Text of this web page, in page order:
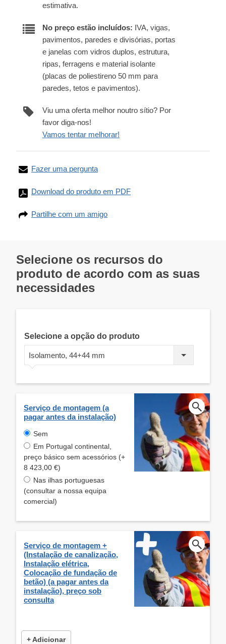
estimativa.
No preço estão incluídos: IVA, vigas,
pavimentos, paredes e divisórias, portas
e janelas com vidros duplos, estrutura,
ripas, ferragens e material isolante
(placas de poliestireno 50 mm para
paredes, tetos e pavimentos).
Viu uma oferta melhor noutro sítio? Por
favor diga-nos!
Vamos tentar melhorar!
Fazer uma pergunta
Download do produto em PDF
Partilhe com um amigo
Selecione os recursos do
produto de acordo com as suas
necessidades
Selecione a opção do produto
Isolamento, 44+44 mm
Serviço de montagem (a
pagar antes da instalação)
Sem
Em Portugal continental,
preço básico sem acessórios (+
8 423,00 €)
Nas ilhas portuguesas
(consultar a nossa equipa
comercial)
Serviço de montagem +
(Instalação de canalização,
Instalação elétrica,
Colocação de fundação de
betão) (a pagar antes da
instalação), preço sob
consulta
+ Adicionar